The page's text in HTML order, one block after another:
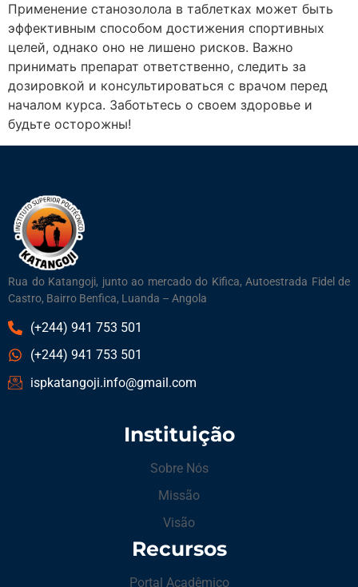
Применение станозолола в таблетках может быть
эффективным способом достижения спортивных
целей, однако оно не лишено рисков. Важно
принимать препарат ответственно, следить за
дозировкой и консультироваться с врачом перед
началом курса. Заботьтесь о своем здоровье и
будьте осторожны!
Rua do Katangoji, junto ao mercado do Kifica, Autoestrada Fidel de
Castro, Bairro Benfica, Luanda – Angola
(+244) 941 753 501
(+244) 941 753 501
ispkatangoji.info@gmail.com
Instituição
Sobre Nós
Missão
Visão
Recursos
Portal Acadêmico